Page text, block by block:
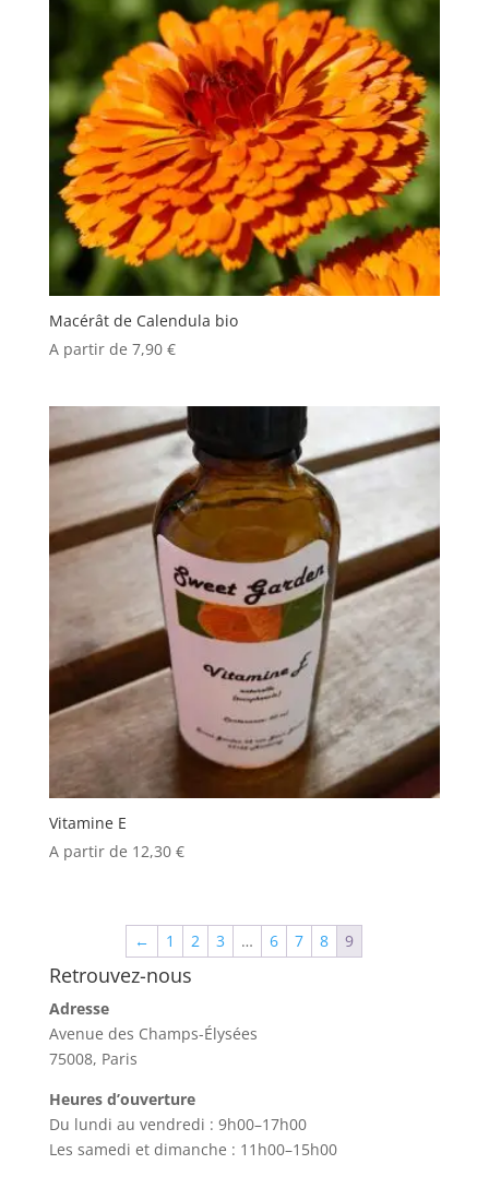
Macérât de Calendula bio
A partir de 7,90 €
Vitamine E
A partir de 12,30 €
← 1 2 3 … 6 7 8 9
Retrouvez-nous
Adresse
Avenue des Champs-Élysées
75008, Paris
Heures d’ouverture
Du lundi au vendredi : 9h00–17h00
Les samedi et dimanche : 11h00–15h00